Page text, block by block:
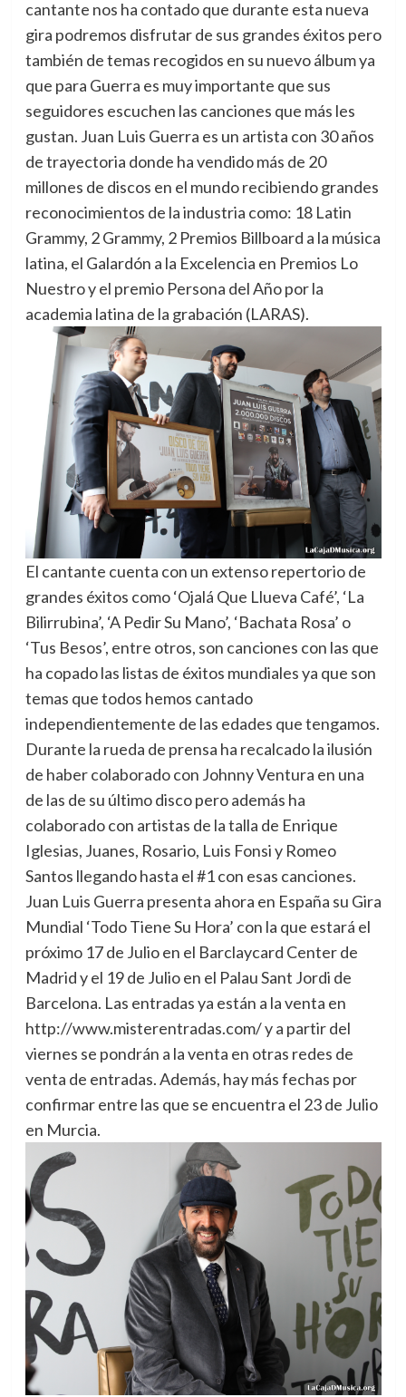
cantante nos ha contado que durante esta nueva
gira podremos disfrutar de sus grandes éxitos pero
también de temas recogidos en su nuevo álbum ya
que para Guerra es muy importante que sus
seguidores escuchen las canciones que más les
gustan. Juan Luis Guerra es un artista con 30 años
de trayectoria donde ha vendido más de 20
millones de discos en el mundo recibiendo grandes
reconocimientos de la industria como: 18 Latin
Grammy, 2 Grammy, 2 Premios Billboard a la música
latina, el Galardón a la Excelencia en Premios Lo
Nuestro y el premio Persona del Año por la
academia latina de la grabación (LARAS).
El cantante cuenta con un extenso repertorio de
grandes éxitos como ‘Ojalá Que Llueva Café’, ‘La
Bilirrubina’, ‘A Pedir Su Mano’, ‘Bachata Rosa’ o
‘Tus Besos’, entre otros, son canciones con las que
ha copado las listas de éxitos mundiales ya que son
temas que todos hemos cantado
independientemente de las edades que tengamos.
Durante la rueda de prensa ha recalcado la ilusión
de haber colaborado con Johnny Ventura en una
de las de su último disco pero además ha
colaborado con artistas de la talla de Enrique
Iglesias, Juanes, Rosario, Luis Fonsi y Romeo
Santos llegando hasta el #1 con esas canciones.
Juan Luis Guerra presenta ahora en España su Gira
Mundial ‘Todo Tiene Su Hora’ con la que estará el
próximo 17 de Julio en el Barclaycard Center de
Madrid y el 19 de Julio en el Palau Sant Jordi de
Barcelona. Las entradas ya están a la venta en
http://www.misterentradas.com/ y a partir del
viernes se pondrán a la venta en otras redes de
venta de entradas. Además, hay más fechas por
confirmar entre las que se encuentra el 23 de Julio
en Murcia.